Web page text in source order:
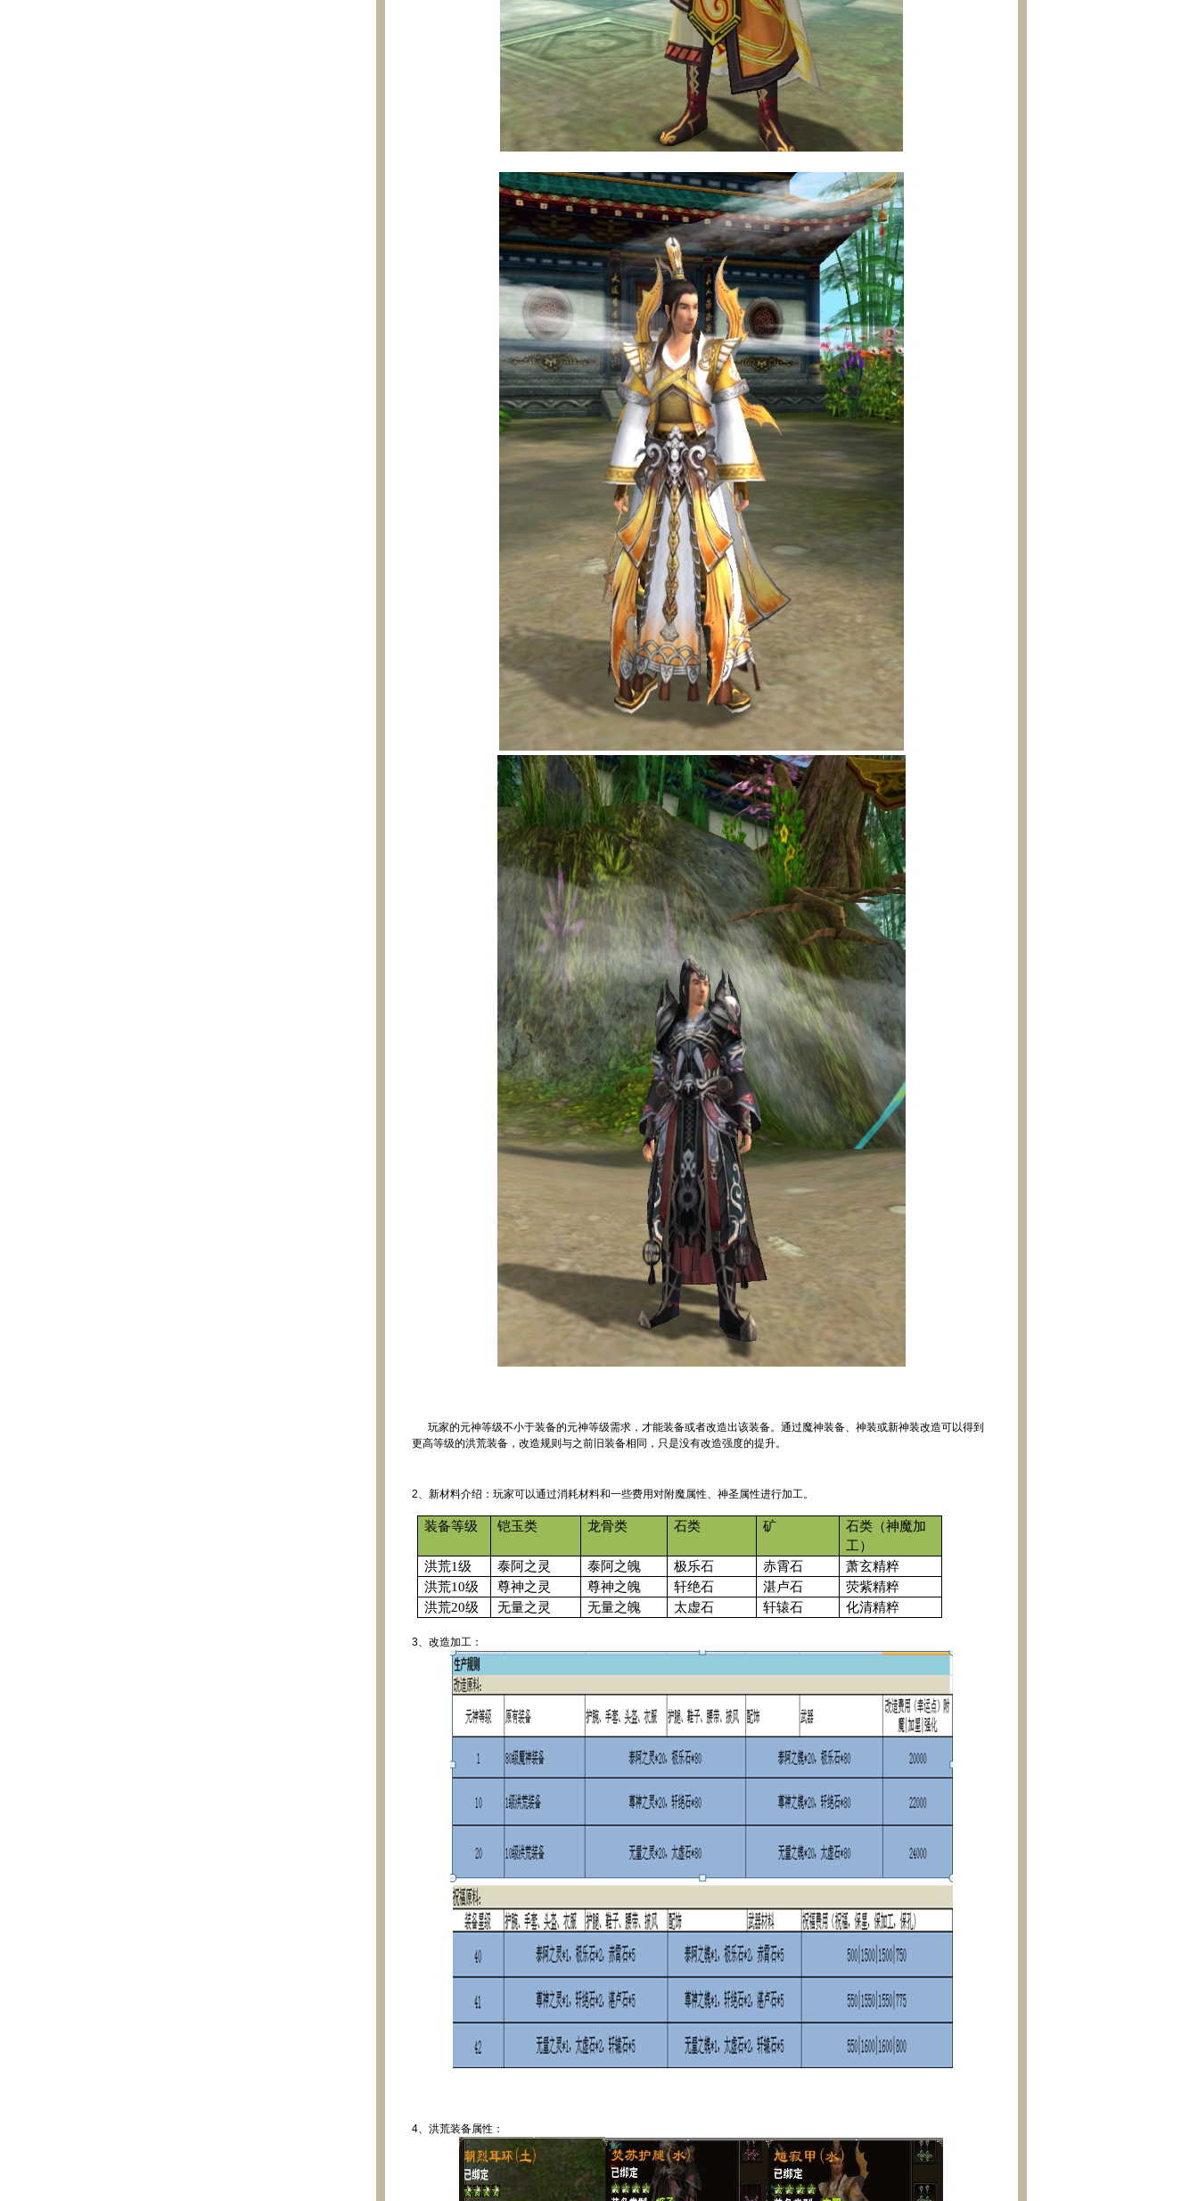
玩家的元神等级不小于装备的元神等级需求，才能装备或者改造出该装备。 通过魔神装备、神装或新神装改造可以得到
更高等级的洪荒装备，改造规则与之前旧装备相同，只是没有改造强度的提升。
2、新材料介绍： 玩家可以通过消耗材料和一些费用对附魔属性、神圣属性进行加工。
装备等级 铠玉类 龙骨类 石类 矿
石类（神魔加
工）
洪荒1级 泰阿之灵 泰阿之魄 极乐石 赤霄石
萧玄精粹
洪荒10级 尊神之灵 尊神之魄 轩绝石 湛卢石
荧紫精粹
洪荒20级 无量之灵 无量之魄 太虚石 轩辕石 化清精粹
3、改造加工：
4、洪荒装备属性：